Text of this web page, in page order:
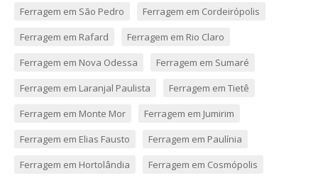
Ferragem em São Pedro
Ferragem em Cordeirópolis
Ferragem em Rafard
Ferragem em Rio Claro
Ferragem em Nova Odessa
Ferragem em Sumaré
Ferragem em Laranjal Paulista
Ferragem em Tietê
Ferragem em Monte Mor
Ferragem em Jumirim
Ferragem em Elias Fausto
Ferragem em Paulínia
Ferragem em Hortolândia
Ferragem em Cosmópolis